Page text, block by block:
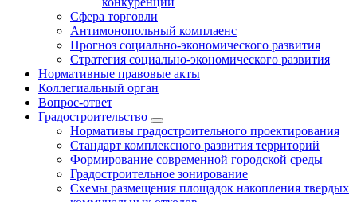
Сфера торговли
Антимонопольный комплаенс
Прогноз социально-экономического развития
Стратегия социально-экономического развития
Нормативные правовые акты
Коллегиальный орган
Вопрос-ответ
Градостроительство
Нормативы градостроительного проектирования
Стандарт комплексного развития территорий
Формирование современной городской среды
Градостроительное зонирование
Схемы размещения площадок накопления твердых